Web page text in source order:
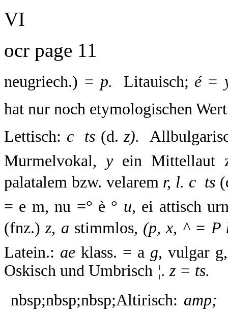
VI
ocr page 11
neugriech.) = p.  Litauisch; é =
hat nur noch etymologischen
Lettisch: c  ts(d.z). 
Murmelvokal, yein Mittellaut
palatalem bzw. velarem r, l. c  ts
= e m, nu =° è ° u, ei attisch
(fnz.)z, a stimmlos, (p, x, ^ = P
Latein.: aeklass. = a g, vulgar
Oskisch und Umbrisch ¦. z = ts.
 nbsp;nbsp;nbsp;Altirisch: amp;